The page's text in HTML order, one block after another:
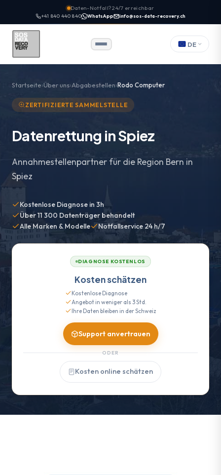
Daten-Notfall? 24/7 erreichbar
+41 840 440 840 WhatsApp info@sos-data-recovery.ch
DE
Startseite Über uns Abgabestellen Rodo Computer
ZERTIFIZIERTE SAMMELSTELLE
Datenrettung in Spiez
Annahmestellenpartner für die Region Bern in
Spiez
Kostenlose Diagnose in 3h
Über 11 300 Datenträger behandelt
Alle Marken & Modelle
Notfallservice 24 h/7
DIAGNOSE KOSTENLOS
Kosten schätzen
Kostenlose Diagnose
Angebot in weniger als 3 Std.
Ihre Daten bleiben in der Schweiz
Support anvertrauen
ODER
Kosten online schätzen